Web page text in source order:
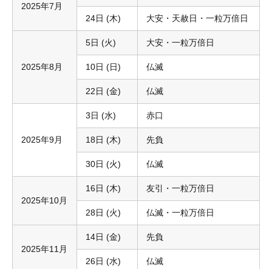
2025年7月
24日 (木) 大安・天赦日・一粒万倍日
2025年8月
5日 (火) 大安・一粒万倍日
10日 (日) 仏滅
22日 (金) 仏滅
2025年9月
3日 (水) 赤口
18日 (木) 先負
30日 (火) 仏滅
2025年10月
16日 (木) 友引・一粒万倍日
28日 (火) 仏滅・一粒万倍日
2025年11月
14日 (金) 先負
26日 (水) 仏滅